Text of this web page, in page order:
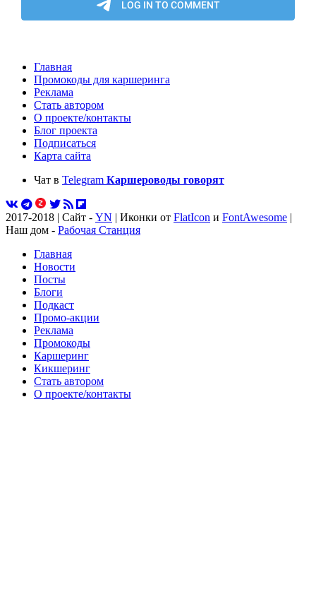
Главная
Промокоды для каршеринга
Реклама
Стать автором
О проекте/контакты
Блог проекта
Подписаться
Карта сайта
Чат в Telegram Каршероводы говорят
2017-2018 | Сайт - YN | Иконки от FlatIcon и FontAwesome |
Наш дом - Рабочая Станция
Главная
Новости
Посты
Блоги
Подкаст
Промо-акции
Реклама
Промокоды
Каршеринг
Кикшеринг
Стать автором
О проекте/контакты